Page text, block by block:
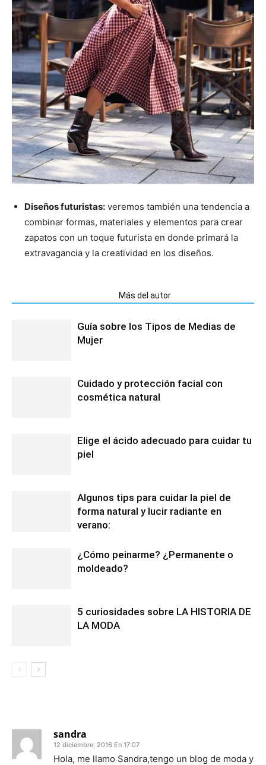
Diseños futuristas: veremos también una tendencia a
combinar formas, materiales y elementos para crear
zapatos con un toque futurista en donde primará la
extravagancia y la creatividad en los diseños.
Más del autor
Guía sobre los Tipos de Medias de
Mujer
Cuidado y protección facial con
cosmética natural
Elige el ácido adecuado para cuidar tu
piel
Algunos tips para cuidar la piel de
forma natural y lucir radiante en
verano:
¿Cómo peinarme? ¿Permanente o
moldeado?
5 curiosidades sobre LA HISTORIA DE
LA MODA
sandra
12 diciembre, 2016 En 17:07
Hola, me llamo Sandra,tengo un blog de moda y